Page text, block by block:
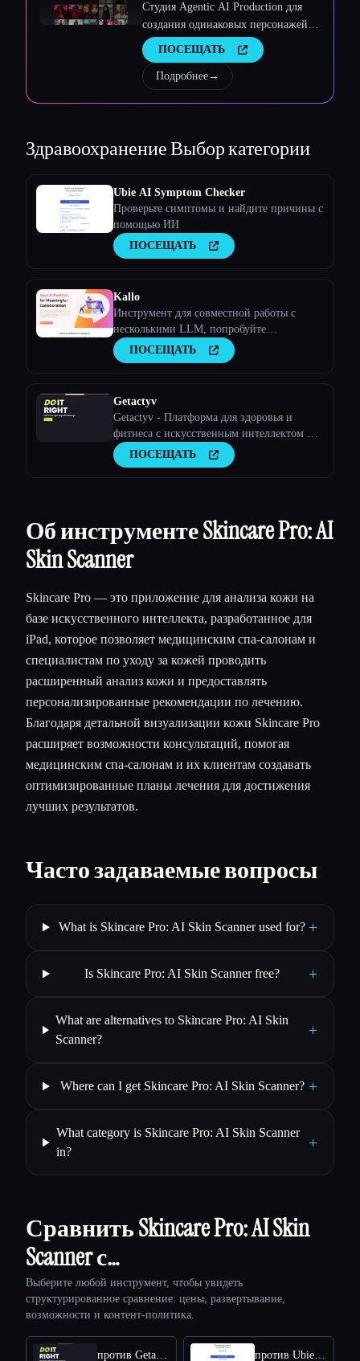
Студия Agentic AI Production для
создания одинаковых персонажей,
рабочих процессов и видео
ПОСЕЩАТЬ
Подробнее→
ЗдравоохранениеВыбор категории
Ubie AI Symptom Checker
Проверьте симптомы и найдите причины с
помощью ИИ
ПОСЕЩАТЬ
Kallo
Инструмент для совместной работы с
несколькими LLM, попробуйте
инструмент искусственного интеллекта
ПОСЕЩАТЬ
Getactyv
Getactyv - Платформа для здоровья и
фитнеса с искусственным интеллектом и
компьютерным зрением
ПОСЕЩАТЬ
Об инструменте Skincare Pro: AI
Skin Scanner
Skincare Pro — это приложение для анализа кожи на
базе искусственного интеллекта, разработанное для
iPad, которое позволяет медицинским спа-салонам и
специалистам по уходу за кожей проводить
расширенный анализ кожи и предоставлять
персонализированные рекомендации по лечению.
Благодаря детальной визуализации кожи Skincare Pro
расширяет возможности консультаций, помогая
медицинским спа-салонам и их клиентам создавать
оптимизированные планы лечения для достижения
лучших результатов.
Часто задаваемые вопросы
What is Skincare Pro: AI Skin Scanner used for? +
Is Skincare Pro: AI Skin Scanner free? +
What are alternatives to Skincare Pro: AI Skin
Scanner?
+
Where can I get Skincare Pro: AI Skin Scanner? +
What category is Skincare Pro: AI Skin Scanner
in?
+
Сравнить Skincare Pro: AI Skin
Scanner с…
Выберите любой инструмент, чтобы увидеть
структурированное сравнение: цены, развертывание,
возможности и контент-политика.
против Getactyv против Ubie AI Symptom Checker